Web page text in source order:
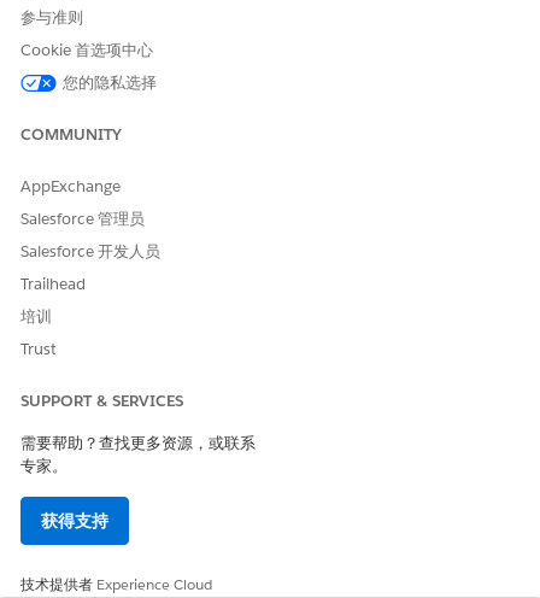
执行服务目录项目流
获取产品发布卡
为员工创建事件
示例
在 Slack 中报告服务中断
情况：David 在使用 Slack 时遇到连接问题，无法向其团队渠道
发送消息。
前，请确认您是否可以从其他人收到消息，或者问题是否仅
大卫:我可以看到来自其他人的消息，但无法发送任何内容或
AI 客服人员：我创建了事件 INC-008934 来调查您的 Slack
发送问题。应用程序支持团队会查看连接日志，并在 2 小时
内联系。您可以在票证仪表板中跟踪事件状态。
参与准则
Cookie 首选项中心
您的隐私选择
COMMUNITY
AppExchange
Salesforce 管理员
Salesforce 开发人员
Trailhead
培训
Trust
SUPPORT & SERVICES
需要帮助？查找更多资源，或联系
专家。
获得支持
技术提供者 Experience Cloud